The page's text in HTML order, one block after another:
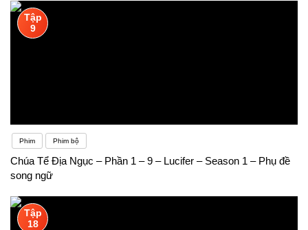
Tập
9
Phim Phim bộ
Chúa Tể Địa Ngục – Phần 1 – 9 – Lucifer – Season 1 – Phụ đề
song ngữ
Tập
18